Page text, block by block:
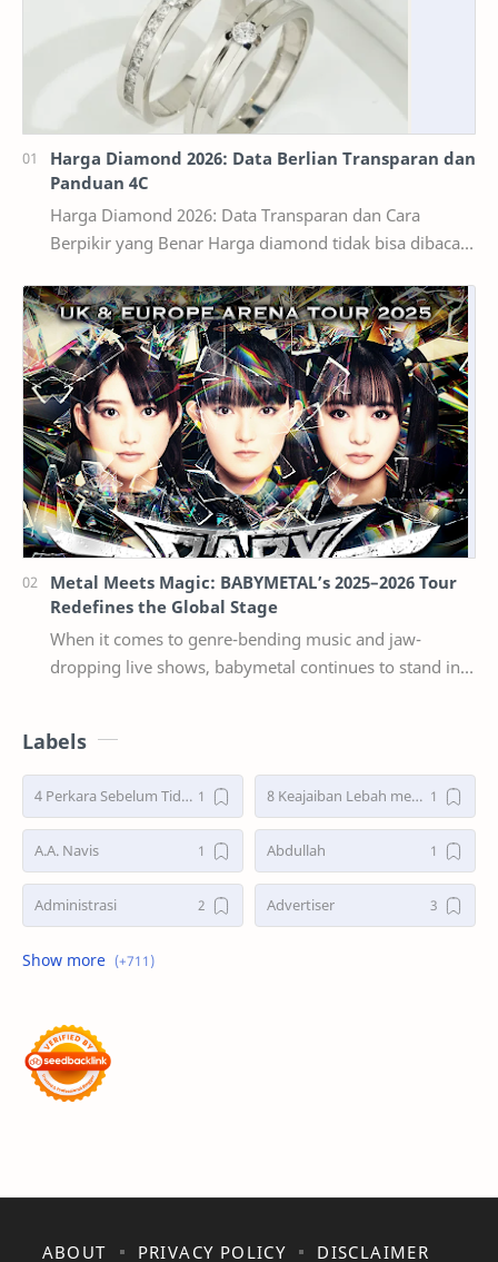
Harga Diamond 2026: Data Berlian Transparan dan
Panduan 4C
Harga Diamond 2026: Data Transparan dan Cara
Berpikir yang Benar Harga diamond tidak bisa dibaca
Metal Meets Magic: BABYMETAL’s 2025–2026 Tour
Redefines the Global Stage
When it comes to genre-bending music and jaw-
dropping live shows, babymetal continues to stand in a
Labels
4 Perkara Sebelum Tidur 8 Keajaiban Lebah menurut Al-Qur’an part 2
A.A. Navis Abdullah
Administrasi Advertiser
Advertorial
Akhirat
ABOUT PRIVACY POLICY
DISCLAIMER